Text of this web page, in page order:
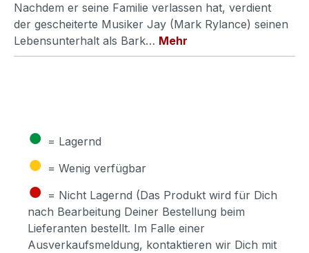
Nachdem er seine Familie verlassen hat, verdient
der gescheiterte Musiker Jay (Mark Rylance) seinen
Lebensunterhalt als Bark… Mehr
● = Lagernd
● = Wenig verfügbar
● = Nicht Lagernd (Das Produkt wird für Dich
nach Bearbeitung Deiner Bestellung beim
Lieferanten bestellt. Im Falle einer
Ausverkaufsmeldung, kontaktieren wir Dich mit